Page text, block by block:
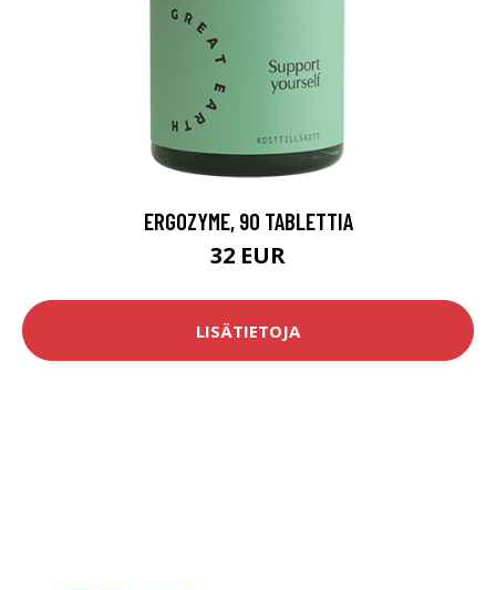
ERGOZYME, 90 TABLETTIA
32 EUR
LISÄTIETOJA